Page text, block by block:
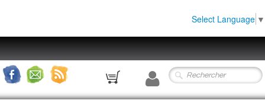
Select Language ▼